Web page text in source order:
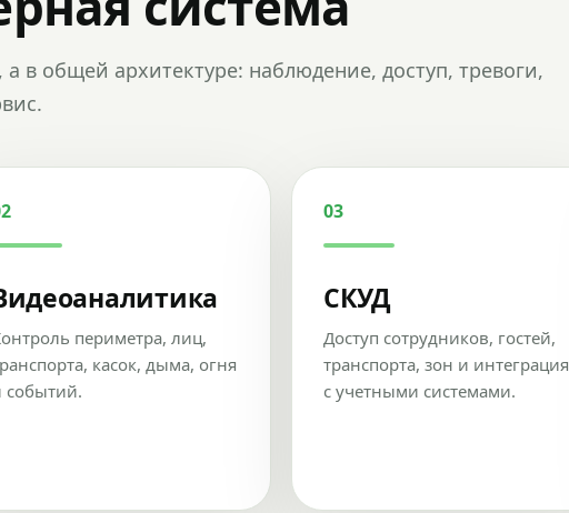
в общей архитектуре: наблюдение, доступ, тревоги,
периметра, лиц,
касок, дыма, огня
событий.
03
СКУД
Доступ сотрудников, гостей,
транспорта, зон и интеграция
с учетными системами.